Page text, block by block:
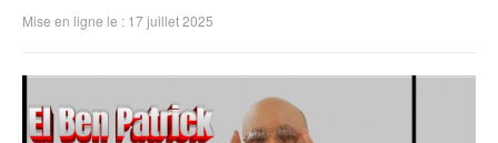
Mise en ligne le : 17 juillet 2025